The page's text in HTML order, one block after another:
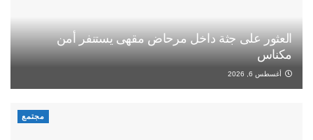
العثور على جثة داخل مرحاض مقهى يستنفر أمن
مكناس
أغسطس 6, 2026
مجتمع